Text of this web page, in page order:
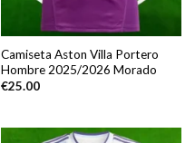
Camiseta Aston Villa Portero
Hombre 2025/2026 Morado
€25.00